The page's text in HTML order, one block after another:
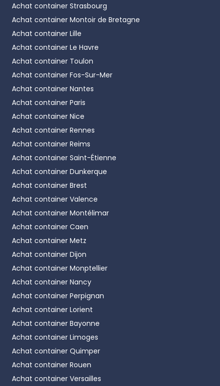
Achat container Strasbourg
Achat container Montoir de Bretagne
Achat container Lille
Achat container Le Havre
Achat container Toulon
Achat container Fos-Sur-Mer
Achat container Nantes
Achat container Paris
Achat container Nice
Achat container Rennes
Achat container Reims
Achat container Saint-Étienne
Achat container Dunkerque
Achat container Brest
Achat container Valence
Achat container Montélimar
Achat container Caen
Achat container Metz
Achat container Dijon
Achat container Monptellier
Achat container Nancy
Achat container Perpignan
Achat container Lorient
Achat container Bayonne
Achat container Limoges
Achat container Quimper
Achat container Rouen
Achat container Versailles